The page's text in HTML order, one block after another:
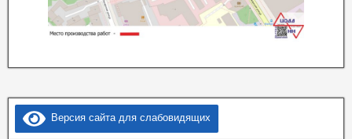
Версия сайта для слабовидящих